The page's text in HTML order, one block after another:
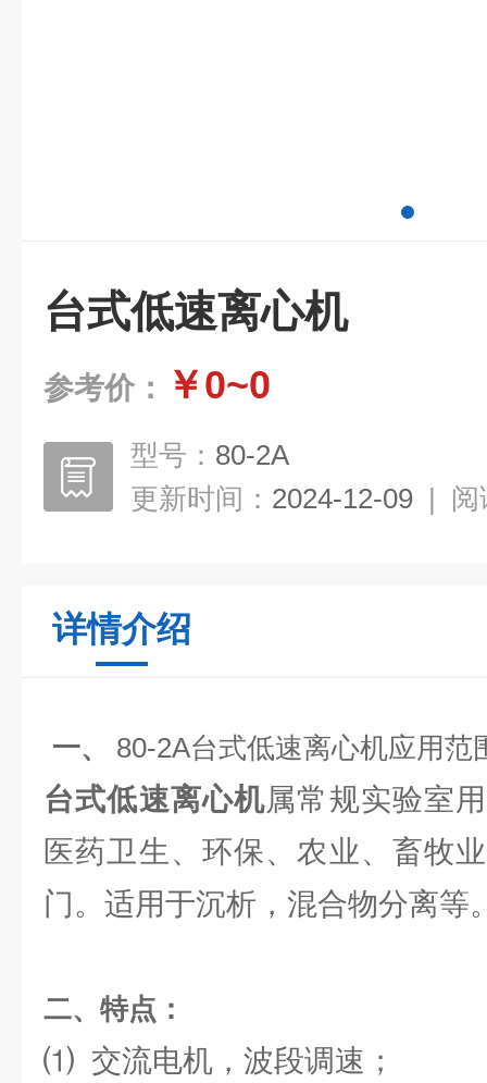
台式低速离心机
参考价： ￥0~0
型号： 80-2A
更新时间： 2024-12-09 | 阅
详情介绍
一、 80-2A台式低速离心机应用范
台式低速离心机属常规实验室
医药卫生、环保、农业、畜牧
门。适用于沉析，混合物分离等
二、特点：
⑴ 交流电机，波段调速；